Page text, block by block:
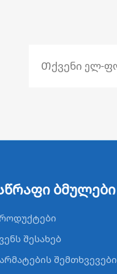
ბმულები
შესახებ
შემთხვევები